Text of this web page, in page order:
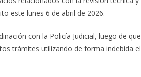
este lunes 6 de abril de 2026.
con la Policía Judicial, luego de que
trámites utilizando de forma indebida el